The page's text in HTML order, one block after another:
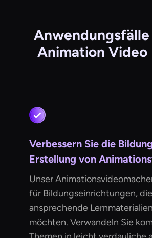
Anwendungsfälle
Animation Video
Verbessern Sie die
Erstellung von
Unser
für Bildungseinrichtungen, die
ansprechende
möchten. Verwandeln Sie